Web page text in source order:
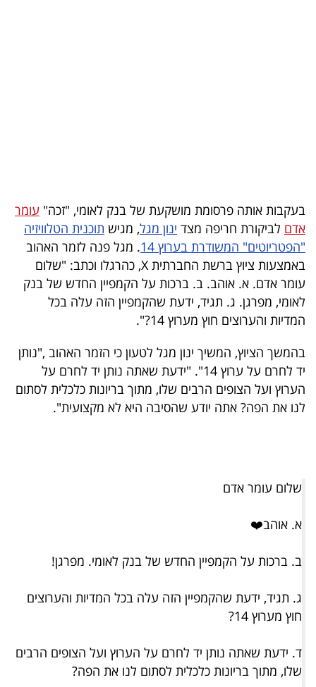
הכלכלי
פודקאסט
40
UNDER
40
שיתופי
פעולה
מייל
באייס
בעקבות אותה פרסומת מושקעת של בנק לאומי, "זכה" עומר
אדם לביקורת חריפה מצד ינון מגל, מגיש תוכנית הטלוויזיה
"הפטריוטים" המשודרת בערוץ 14
. מגל פנה לזמר האהוב
באמצעות ציוץ ברשת החברתית X, כהרגלו וכתב: "שלום
עומר אדם. א. אוהב️. ב. ברכות על הקמפיין החדש של בנק
לאומי, מפרגן. ג. תגיד, ידעת שהקמפיין הזה עלה בכל
המדיות והערוצים חוץ מערוץ 14?".
בהמשך הציוץ, המשיך ינון מגל לטעון כי הזמר האהוב ,"נותן
יד לחרם על ערוץ 14". "ידעת שאתה נותן יד לחרם על
הערוץ ועל הצופים הרבים שלו, מתוך בריונות כלכלית לסתום
לנו את הפה? אתה יודע שהסיבה היא לא מקצועית".
שלום עומר אדם
א. אוהב❤️
ב. ברכות על הקמפיין החדש של בנק לאומי. מפרגן!
ג. תגיד, ידעת שהקמפיין הזה עלה בכל המדיות והערוצים
חוץ מערוץ 14?
ד. ידעת שאתה נותן יד לחרם על הערוץ ועל הצופים הרבים
שלו, מתוך בריונות כלכלית לסתום לנו את הפה?